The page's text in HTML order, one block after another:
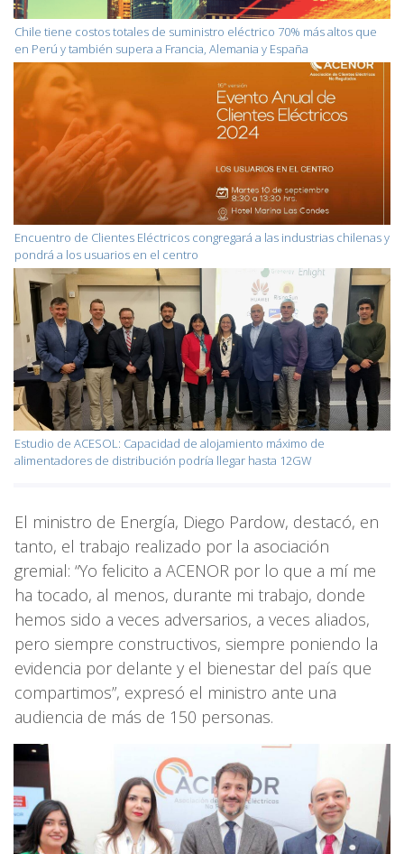
Chile tiene costos totales de suministro eléctrico 70% más altos que
en Perú y también supera a Francia, Alemania y España
Encuentro de Clientes Eléctricos congregará a las industrias chilenas y
pondrá a los usuarios en el centro
Estudio de ACESOL: Capacidad de alojamiento máximo de
alimentadores de distribución podría llegar hasta 12GW
El ministro de Energía, Diego Pardow, destacó, en
tanto, el trabajo realizado por la asociación
gremial: “Yo felicito a ACENOR por lo que a mí me
ha tocado, al menos, durante mi trabajo, donde
hemos sido a veces adversarios, a veces aliados,
pero siempre constructivos, siempre poniendo la
evidencia por delante y el bienestar del país que
compartimos”, expresó el ministro ante una
audiencia de más de 150 personas.